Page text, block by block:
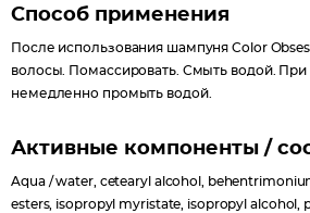
Способ применения
После использования шампуня Color
волосы. Помассировать. Смыть водой. При
немедленно промыть водой.
Активные компоненты /
Aqua / water, cetearyl alcohol,
esters, isopropyl myristate, isopropyl alcohol,